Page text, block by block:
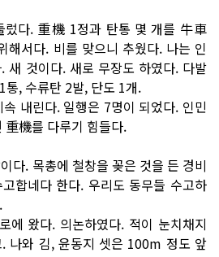
렀다. 重機 1정과 탄통 몇 개를 牛車
해서다. 비를 맞으니 추웠다. 나는 인
새 것이다. 새로 무장도 하였다. 다발
통, 수류탄 2발, 단도 1개.
내린다. 일행은 7명이 되었다. 인민
重機를 다루기 힘들다.
다. 목총에 철창을 꽂은 것을 든 경비
합네다 한다. 우리도 동무들 수고하
에 왔다. 의논하였다. 적이 눈치채지
나와 김, 윤동지 셋은 100m 정도 앞